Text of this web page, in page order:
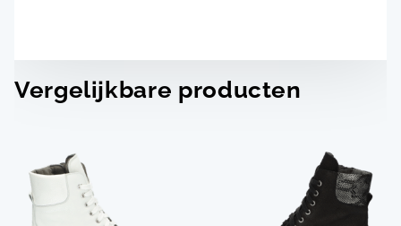
Vergelijkbare producten